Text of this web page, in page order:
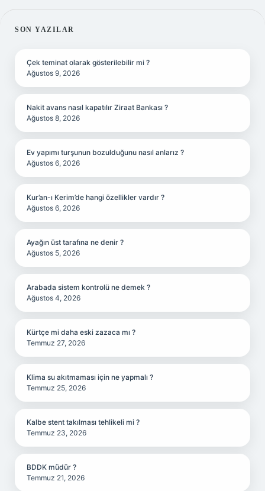
SIDEBAR
SON YAZILAR
Çek teminat olarak gösterilebilir mi ?
Ağustos 9, 2026
Nakit avans nasıl kapatılır Ziraat Bankası ?
Ağustos 8, 2026
Ev yapımı turşunun bozulduğunu nasıl anlarız ?
Ağustos 6, 2026
Kur’an-ı Kerim’de hangi özellikler vardır ?
Ağustos 6, 2026
Ayağın üst tarafına ne denir ?
Ağustos 5, 2026
Arabada sistem kontrolü ne demek ?
Ağustos 4, 2026
Kürtçe mi daha eski zazaca mı ?
Temmuz 27, 2026
Klima su akıtmaması için ne yapmalı ?
Temmuz 25, 2026
Kalbe stent takılması tehlikeli mi ?
Temmuz 23, 2026
BDDK müdür ?
Temmuz 21, 2026